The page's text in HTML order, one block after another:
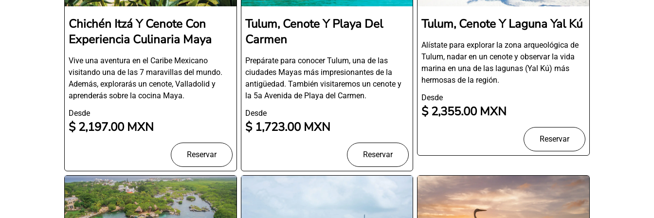
Chichén Itzá Y Cenote Con
Experiencia Culinaria Maya
Vive una aventura en el Caribe Mexicano
visitando una de las 7 maravillas del mundo.
Además, explorarás un cenote, Valladolid y
aprenderás sobre la cocina Maya.
Desde
$ 2,197.00 MXN
Reservar
Tulum, Cenote Y Playa Del
Carmen
Prepárate para conocer Tulum, una de las
ciudades Mayas más impresionantes de la
antigüedad. También visitaremos un cenote y
la 5a Avenida de Playa del Carmen.
Desde
$ 1,723.00 MXN
Reservar
Tulum, Cenote Y Laguna Yal Kú
Alístate para explorar la zona arqueológica de
Tulum, nadar en un cenote y observar la vida
marina en una de las lagunas (Yal Kú) más
hermosas de la región.
Desde
$ 2,355.00 MXN
Reservar